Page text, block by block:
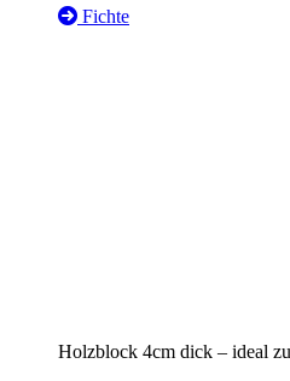
Fichte
Holzblock 4cm dick – ideal